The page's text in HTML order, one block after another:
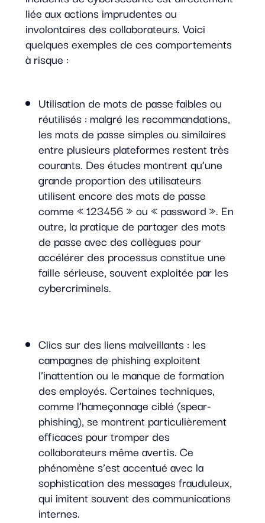
liée aux actions imprudentes ou
involontaires des collaborateurs. Voici
quelques exemples de ces comportements
à risque :
Utilisation de mots de passe faibles ou
réutilisés : malgré les recommandations,
les mots de passe simples ou similaires
entre plusieurs plateformes restent très
courants. Des études montrent qu’une
grande proportion des utilisateurs
utilisent encore des mots de passe
comme « 123456 » ou « password ». En
outre, la pratique de partager des mots
de passe avec des collègues pour
accélérer des processus constitue une
faille sérieuse, souvent exploitée par les
cybercriminels.
Clics sur des liens malveillants : les
campagnes de phishing exploitent
l’inattention ou le manque de formation
des employés. Certaines techniques,
comme l’hameçonnage ciblé (spear-
phishing), se montrent particulièrement
efficaces pour tromper des
collaborateurs même avertis. Ce
phénomène s’est accentué avec la
sophistication des messages frauduleux,
qui imitent souvent des communications
internes.